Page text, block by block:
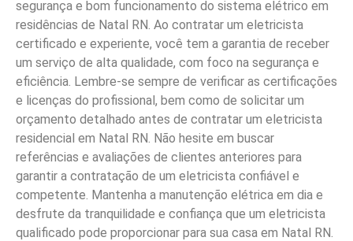
segurança e bom funcionamento do sistema elétrico em
residências de Natal RN. Ao contratar um eletricista
certificado e experiente, você tem a garantia de receber
um serviço de alta qualidade, com foco na segurança e
eficiência. Lembre-se sempre de verificar as certificações
e licenças do profissional, bem como de solicitar um
orçamento detalhado antes de contratar um eletricista
residencial em Natal RN. Não hesite em buscar
referências e avaliações de clientes anteriores para
garantir a contratação de um eletricista confiável e
competente. Mantenha a manutenção elétrica em dia e
desfrute da tranquilidade e confiança que um eletricista
qualificado pode proporcionar para sua casa em Natal RN.